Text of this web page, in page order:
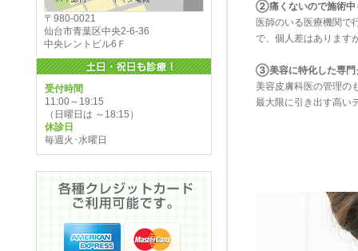
〒980-0021
仙台市青葉区中央2-6-36
中央レントビル6Ｆ
受付時間
11:00～19:15
（日曜日は ～18:15）
休診日
毎週火･水曜日
②痛くないので施術中
医師のいる医療機関で
で、個人差はあります
③美容に特化した専門
美容皮膚科医の管理の
最大限に引き出す高い